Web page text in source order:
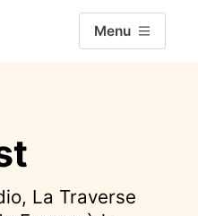
Menu
La Traverse